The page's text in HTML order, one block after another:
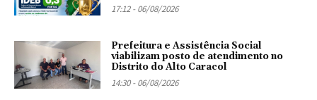
17:12 - 06/08/2026
Prefeitura e Assistência Social
viabilizam posto de atendimento no
Distrito do Alto Caracol
14:30 - 06/08/2026